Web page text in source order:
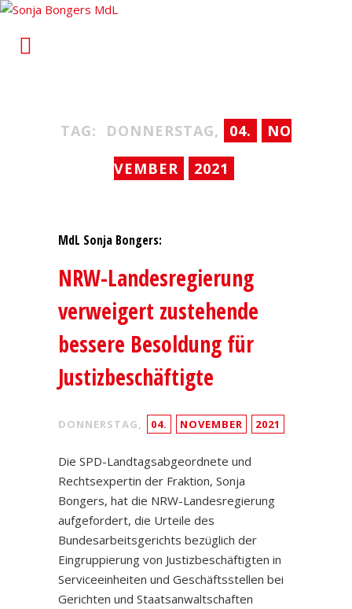
Sonja Bongers MdL
TAG: DONNERSTAG, 04.
NO
VEMBER
2021
MdL Sonja Bongers:
NRW-Landesregierung
verweigert zustehende
bessere Besoldung für
Justizbeschäftigte
DONNERSTAG, 04. NOVEMBER 2021
Die SPD-Landtagsabgeordnete und
Rechtsexpertin der Fraktion, Sonja
Bongers, hat die NRW-Landesregierung
aufgefordert, die Urteile des
Bundesarbeitsgerichts bezüglich der
Eingruppierung von Justizbeschäftigten in
Serviceeinheiten und Geschäftsstellen bei
Gerichten und Staatsanwaltschaften